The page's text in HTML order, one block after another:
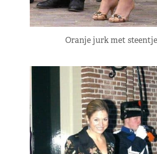
Oranje jurk met